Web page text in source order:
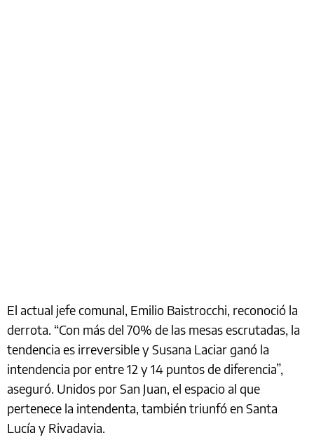
El actual jefe comunal, Emilio Baistrocchi, reconoció la
derrota. “Con más del 70% de las mesas escrutadas, la
tendencia es irreversible y Susana Laciar ganó la
intendencia por entre 12 y 14 puntos de diferencia”,
aseguró. Unidos por San Juan, el espacio al que
pertenece la intendenta, también triunfó en Santa
Lucía y Rivadavia.